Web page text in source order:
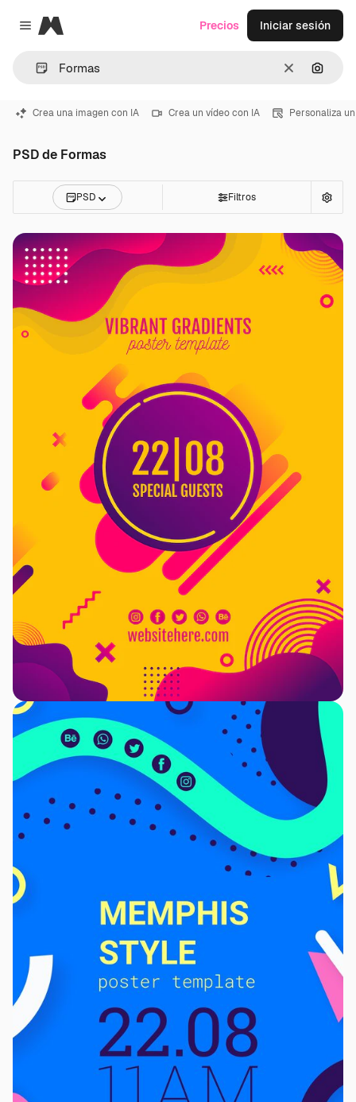
Close menu
Magnific
Borrar
Precios Iniciar sesión
Crea una imagen con IA Crea un vídeo con IA Personaliza
PSD de Formas
PSD Filtros